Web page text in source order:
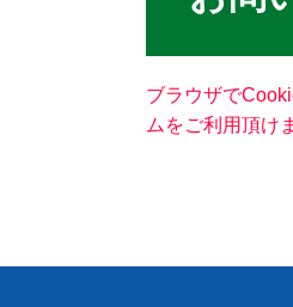
ブラウザで
ムをご利用頂け